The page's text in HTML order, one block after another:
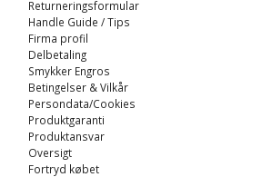
Returneringsformular
Handle Guide / Tips
Firma profil
Delbetaling
Smykker Engros
Betingelser & Vilkår
Persondata/Cookies
Produktgaranti
Produktansvar
Oversigt
Fortryd købet